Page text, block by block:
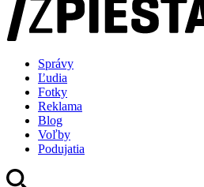
Správy
Ľudia
Fotky
Reklama
Blog
Voľby
Podujatia